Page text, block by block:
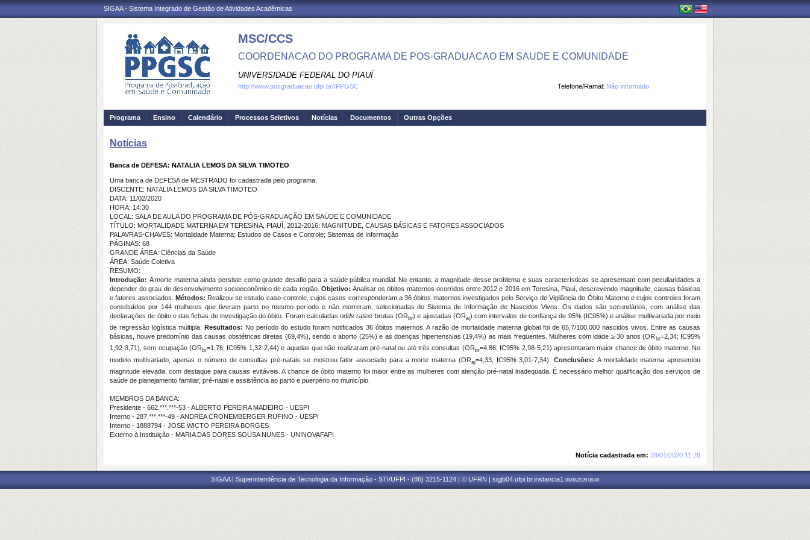
SIGAA - Sistema Integrado de Gestão de Atividades Acadêmicas
MSC/CCS
COORDENACAO DO PROGRAMA DE POS-GRADUACAO EM SAUDE E COMUNIDADE
UNIVERSIDADE FEDERAL DO PIAUÍ
Telefone/Ramal: Não informado
http://www.posgraduacao.ufpi.br//PPGSC
Programa Ensino Calendário Processos Seletivos Notícias Documentos Outras Opções
Notícias
Banca de DEFESA: NATALIA LEMOS DA SILVA TIMOTEO
Uma banca de DEFESA de MESTRADO foi cadastrada pelo programa.
DISCENTE: NATALIA LEMOS DA SILVA TIMOTEO
DATA: 11/02/2020
HORA: 14:30
LOCAL: SALA DE AULA DO PROGRAMA DE PÓS-GRADUAÇÃO EM SAÚDE E COMUNIDADE
TÍTULO: MORTALIDADE MATERNA EM TERESINA, PIAUÍ, 2012-2016: MAGNITUDE, CAUSAS BÁSICAS E FATORES ASSOCIADOS
PALAVRAS-CHAVES: Mortalidade Materna; Estudos de Casos e Controle; Sistemas de Informação
PÁGINAS: 68
GRANDE ÁREA: Ciências da Saúde
ÁREA: Saúde Coletiva
RESUMO:
Introdução: A morte materna ainda persiste como grande desafio para a saúde pública mundial. No entanto, a magnitude desse problema e suas características se apresentam com peculiaridades a
depender do grau de desenvolvimento socioeconômico de cada região. Objetivo: Analisar os óbitos maternos ocorridos entre 2012 e 2016 em Teresina, Piauí, descrevendo magnitude, causas básicas
e fatores associados. Métodos: Realizou-se estudo caso-controle, cujos casos corresponderama 36 óbitos maternos investigados pelo Serviço de Vigilância do Óbito Materno e cujos controles foram
constituídos por 144 mulheres que tiveram parto no mesmo período e não morreram, selecionadas do Sistema de Informação de Nascidos Vivos.Os dados são secundários, com análise das
declarações de óbito e das fichas de investigação do óbito.
Foram calculadasodds ratios brutas (ORbr) e ajustadas (ORaj) com intervalos de confiança de 95% (IC95%) e análise multivariada por meio
de regressão logística múltipla. Resultados: No período do estudo foram notificados 36 óbitos maternos. A razão de mortalidade maternaglobal foi de 65,7/100.000 nascidos vivos. Entre as causas
básicas, houve predomínio das causas obstétricas diretas (69,4%), sendo o aborto (25%) e as doenças hipertensivas (19,4%) as mais frequentes. Mulheres com idade ≥ 30 anos (OR br=2,34; IC95%
1,92-3,71), sem ocupação (ORbr=1,76; IC95% 1,32-2,44) e aquelas que não realizaram pré-natal ou até três consultas (ORbr=4,86; IC95% 2,98-5,21) apresentaram maior chance de óbito materno. No
modelo multivariado, apenas o número de consultas pré-natais se mostrou fator associado para a morte materna (ORaj=4,33; IC95% 3,01-7,34).Conclusões: A mortalidade materna apresentou
magnitude elevada, com destaque para causas evitáveis. A chance de óbito materno foi maior entre as mulheres com atenção pré-natal inadequada. É necessário melhor qualificação dos serviços de
saúde de planejamento familiar, pré-natal e assistência ao parto e puerpério no município.
MEMBROS DA BANCA:
Presidente - 662.***.***-53 - ALBERTO PEREIRA MADEIRO - UESPI
Interno - 287.***.***-49 - ANDREA CRONEMBERGER RUFINO - UESPI
Interno - 1888794 - JOSE WICTO PEREIRA BORGES
Externo à Instituição - MARIA DAS DORES SOUSA NUNES - UNINOVAFAPI
Notícia cadastrada em: 28/01/2020 11:28
SIGAA | Superintendência de Tecnologia da Informação - STI/UFPI - (86) 3215-1124 | © UFRN | sigjb04.ufpi.br.instancia1 09/08/2026 08:49